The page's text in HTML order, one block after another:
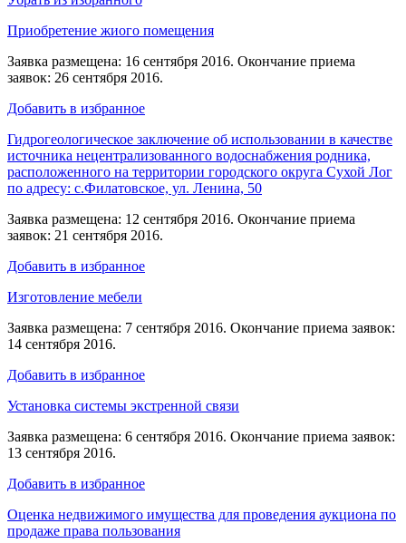
Приобретение жиого помещения
Заявка размещена: 16 сентября 2016. Окончание приема
заявок: 26 сентября 2016.
Добавить в избранное
Гидрогеологическое заключение об использовании в качестве
источника нецентрализованного водоснабжения родника,
расположенного на территории городского округа Сухой Лог
по адресу: с.Филатовское, ул. Ленина, 50
Заявка размещена: 12 сентября 2016. Окончание приема
заявок: 21 сентября 2016.
Добавить в избранное
Изготовление мебели
Заявка размещена: 7 сентября 2016. Окончание приема заявок:
14 сентября 2016.
Добавить в избранное
Установка системы экстренной связи
Заявка размещена: 6 сентября 2016. Окончание приема заявок:
13 сентября 2016.
Добавить в избранное
Оценка недвижимого имущества для проведения аукциона по
продаже права пользования